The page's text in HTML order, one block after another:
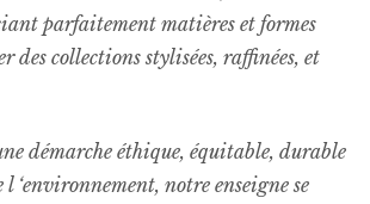
parfaitement matières et formes
des collections stylisées, raffinées, et
démarche éthique, équitable, durable
l ‘environnement, notre enseigne se